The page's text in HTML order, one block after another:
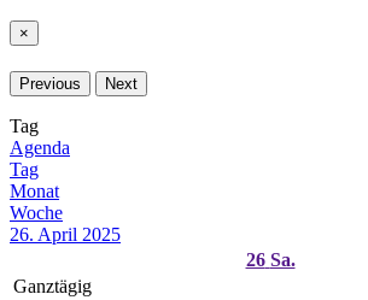
×
Previous Next
Tag
Agenda
Tag
Monat
Woche
26. April 2025
26 Sa.
Ganztägig